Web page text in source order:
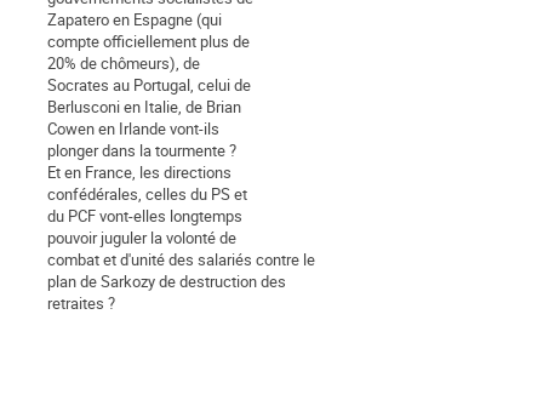
Zapatero en Espagne (qui
compte officiellement plus de
20% de chômeurs), de
Socrates au Portugal, celui de
Berlusconi en Italie, de Brian
Cowen en Irlande vont-ils
plonger dans la tourmente ?
Et en France, les directions
confédérales, celles du PS et
du PCF vont-elles longtemps
pouvoir juguler la volonté de
combat et d'unité des salariés contre le
plan de Sarkozy de destruction des
retraites ?